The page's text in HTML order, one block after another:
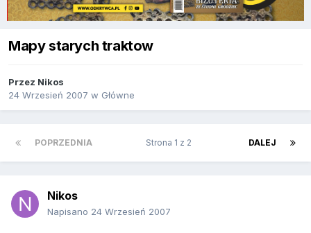
Mapy starych traktow
Przez Nikos
24 Wrzesień 2007 w Główne
POPRZEDNIA DALEJ
Strona 1 z 2
Nikos
Napisano 24 Wrzesień 2007